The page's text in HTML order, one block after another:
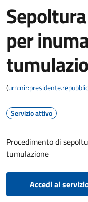
per
(
Servizio attivo
Procedimento di
tumulazione
Accedi al